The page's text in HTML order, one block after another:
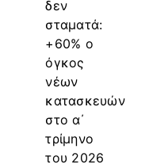
δεν
σταματά:
+60% ο
όγκος
νέων
κατασκευών
στο α΄
τρίμηνο
του 2026